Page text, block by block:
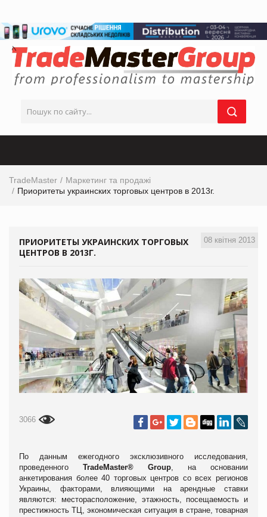
TradeMaster
Маркетинг та продажі
Приоритеты украинских торговых центров в 2013г.
08 квітня 2013
ПРИОРИТЕТЫ УКРАИНСКИХ ТОРГОВЫХ
ЦЕНТРОВ В 2013Г.
3066
По данным ежегодного эксклюзивного исследования,
проведенного TradeMaster® Group , на основании
анкетирования более 40 торговых центров со всех регионов
Украины, факторами, влияющими на арендные ставки
являются: месторасположение, этажность, посещаемость и
престижность ТЦ, экономическая ситуация в стране, товарная